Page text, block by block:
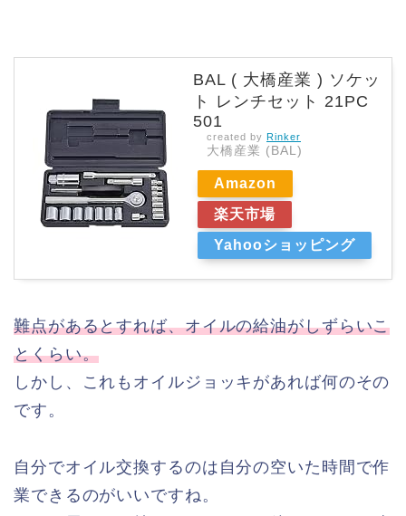
BAL ( 大橋産業 ) ソケッ
ト レンチセット 21PC
501
created by Rinker
大橋産業 (BAL)
Amazon
楽天市場
Yahooショッピング
難点があるとすれば、オイルの給油がしずらいこ
とくらい。
しかし、これもオイルジョッキがあれば何のその
です。
自分でオイル交換するのは自分の空いた時間で作
業できるのがいいですね。